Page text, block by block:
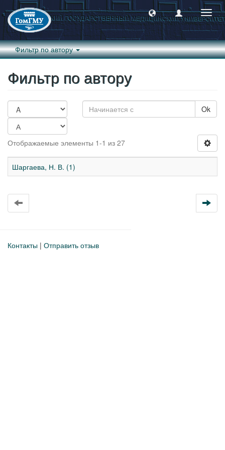
Фильтр по автору
Фильтр по автору
Ok
Отображаемые элементы 1-1 из 27
Шаргаева, Н. В. (1)
Контакты | Отправить отзыв